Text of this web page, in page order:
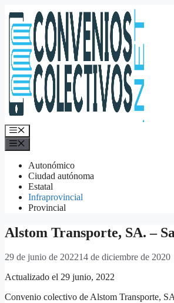
al
contenido
Menú
Autonómico
Ciudad autónoma
Estatal
Infraprovincial
Provincial
Alstom Transporte, SA. –
29 de junio de 202214 de diciembre de 2020
Actualizado el 29 junio, 2022
Convenio colectivo de Alstom Transporte,